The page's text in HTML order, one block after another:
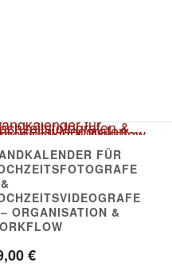
FÜR
ORGANISATION &
€